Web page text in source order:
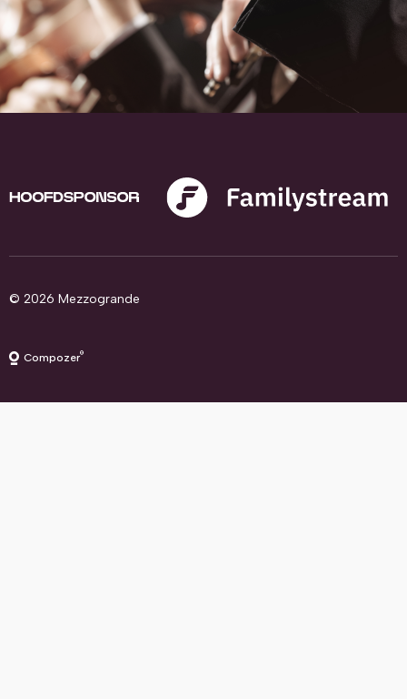
© 2026 Mezzogrande
Compozer®